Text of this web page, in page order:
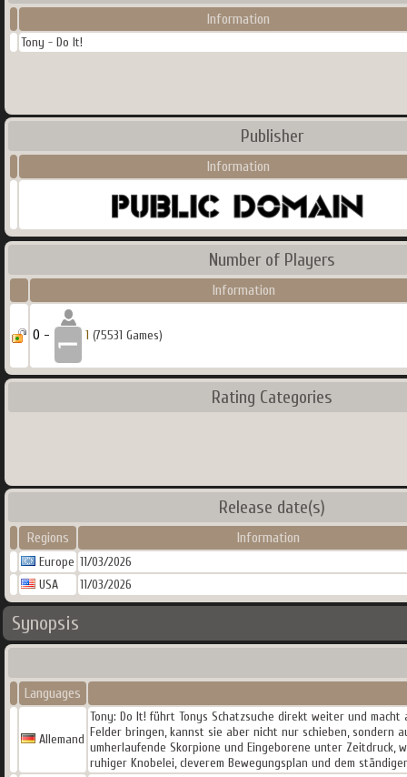
Information
Tony - Do It!
Publisher
Information
Number of Players
Information
0 - 1 (75531 Games)
Rating Categories
Release date(s)
Regions Information
Europe 11/03/2026
USA
11/03/2026
Synopsis
Languages
Allemand
Tony: Do It! führt Tonys Schatzsuche direkt weiter und
Felder bringen, kannst sie aber nicht nur schieben, sondern
umherlaufende Skorpione und Eingeborene unter Zeitdruck,
ruhiger Knobelei, cleverem Bewegungsplan und dem